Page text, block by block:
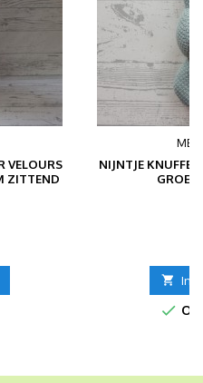
VELOURS
ZITTEND
NIJNTJE
GROEN
 In
